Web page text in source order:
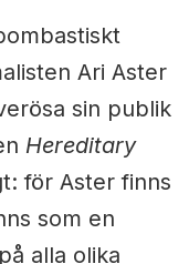
Ari Aster
sin publik
Hereditary
för Aster finns
som en
alla olika